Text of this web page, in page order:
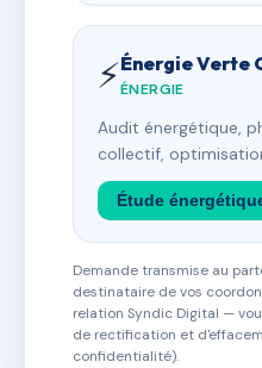
⚡Énergie Verte
ÉNERGIE
Audit énergétique,
collectif,
Étude
Demande transmise au
destinataire de vos
relation Syndic Digital —
de rectification et
confidentialité).